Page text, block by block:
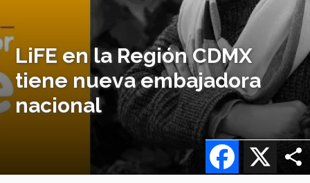
LiFE en la Región CDMX
tiene nueva embajadora
nacional
X
Facebook